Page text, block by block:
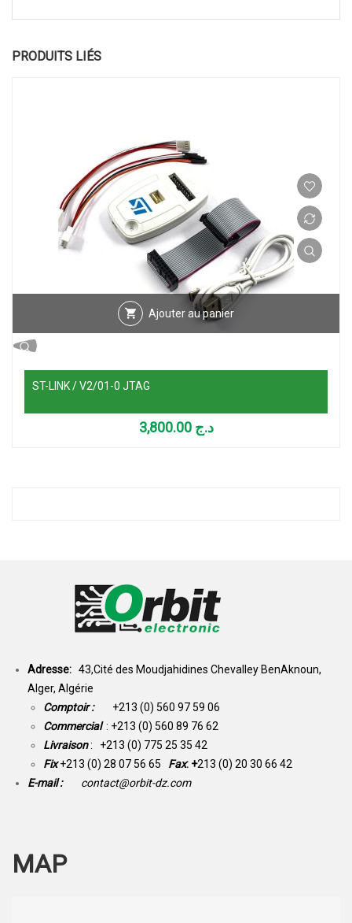
PRODUITS LIÉS
Ajouter au panier
ST-LINK / V2/01-0 JTAG
د.ج 3,800.00
Adresse: 43,Cité des Moudjahidines Chevalley BenAknoun,
Alger, Algérie
Comptoir : +213 (0) 560 97 59 06
Commercial : +213 (0) 560 89 76 62
Livraison: +213 (0) 775 25 35 42
Fix +213 (0) 28 07 56 65 Fax: +213 (0) 20 30 66 42
E-mail :
contact@orbit-dz.com
MAP